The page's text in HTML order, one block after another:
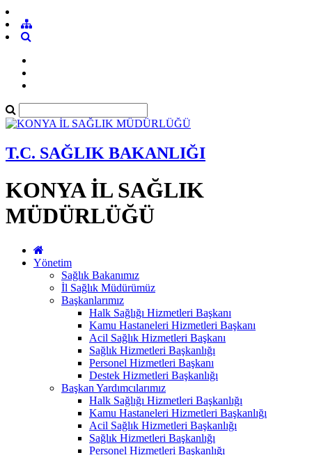
T.C. SAĞLIK BAKANLIĞI
KONYA İL SAĞLIK
MÜDÜRLÜĞÜ
Yönetim
Sağlık Bakanımız
İl Sağlık Müdürümüz
Başkanlarımız
Halk Sağlığı Hizmetleri Başkanı
Kamu Hastaneleri Hizmetleri Başkanı
Acil Sağlık Hizmetleri Başkanı
Sağlık Hizmetleri Başkanlığı
Personel Hizmetleri Başkanı
Destek Hizmetleri Başkanlığı
Başkan Yardımcılarımız
Halk Sağlığı Hizmetleri Başkanlığı
Kamu Hastaneleri Hizmetleri Başkanlığı
Acil Sağlık Hizmetleri Başkanlığı
Sağlık Hizmetleri Başkanlığı
Personel Hizmetleri Başkanlığı